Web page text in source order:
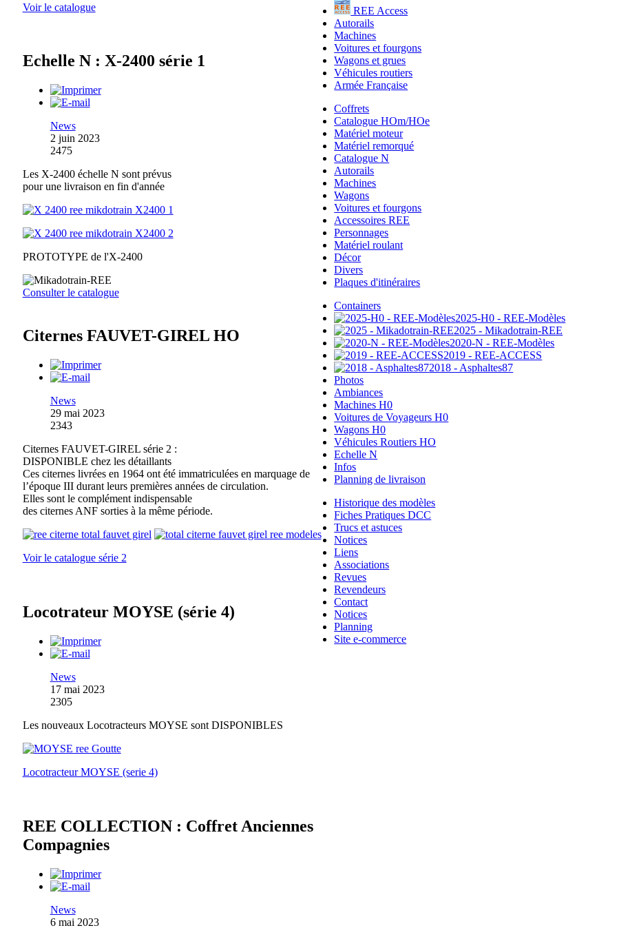
Voir le catalogue
Echelle N : X-2400 série 1
News
2 juin 2023
2475
Les X-2400 échelle N sont prévus
pour une livraison en fin d'année
PROTOTYPE de l'X-2400
Consulter le catalogue
Citernes FAUVET-GIREL HO
News
29 mai 2023
2343
Citernes FAUVET-GIREL série 2 :
DISPONIBLE chez les détaillants
Ces citernes livrées en 1964 ont été immatriculées en marquage de
l’époque III durant leurs premières années de circulation.
Elles sont le complément indispensable
des citernes ANF sorties à la même période.
Voir le catalogue série 2
Locotrateur MOYSE (série 4)
News
17 mai 2023
2305
Les nouveaux Locotracteurs MOYSE sont DISPONIBLES
Locotracteur MOYSE (serie 4)
REE COLLECTION : Coffret Anciennes
Compagnies
News
6 mai 2023
REE Access
Autorails
Machines
Voitures et fourgons
Wagons et grues
Véhicules routiers
Armée Française
Coffrets
Catalogue HOm/HOe
Matériel moteur
Matériel remorqué
Catalogue N
Autorails
Machines
Wagons
Voitures et fourgons
Accessoires REE
Personnages
Matériel roulant
Décor
Divers
Plaques d'itinéraires
Containers
2025-H0 - REE-Modèles
2025 - Mikadotrain-REE
2020-N - REE-Modèles
2019 - REE-ACCESS
2018 - Asphaltes87
Photos
Ambiances
Machines H0
Voitures de Voyageurs H0
Wagons H0
Véhicules Routiers HO
Echelle N
Infos
Planning de livraison
Historique des modèles
Fiches Pratiques DCC
Trucs et astuces
Notices
Liens
Associations
Revues
Revendeurs
Contact
Notices
Planning
Site e-commerce